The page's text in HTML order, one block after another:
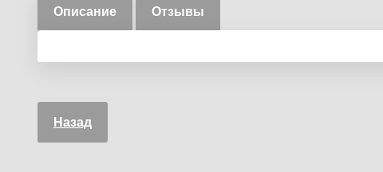
Описание Отзывы
Назад